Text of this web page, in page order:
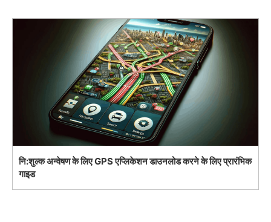
नि:शुल्क अन्वेषण के लिए GPS एप्लिकेशन डाउनलोड करने के लिए प्रारंभिक
गाइड